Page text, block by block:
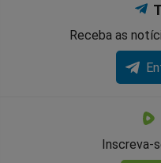
Receba as
Inscreva-